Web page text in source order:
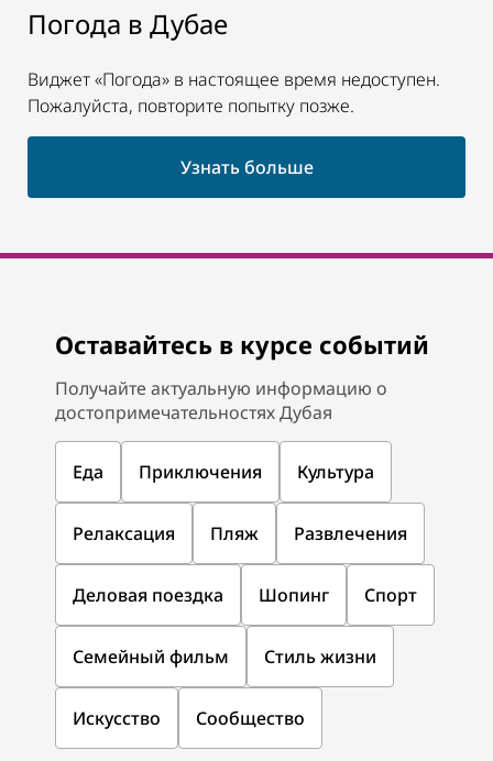
Погода в Дубае
Виджет «Погода» в настоящее время недоступен.
Пожалуйста, повторите попытку позже.
Узнать больше
Оставайтесь в курсе событий
Получайте актуальную информацию о
достопримечательностях Дубая
Еда Приключения Культура
Релаксация Пляж Развлечения
Деловая поездка Шопинг Спорт
Семейный фильм Стиль жизни
Искусство Сообщество